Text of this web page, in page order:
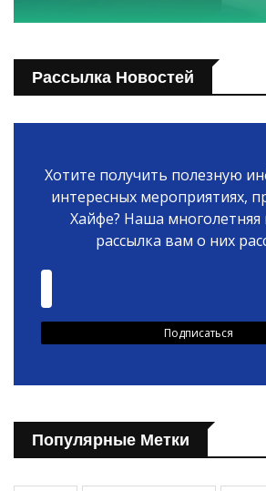
Рассылка Новостей
Хотите получить полезную
интересных мероприятиях,
Хайфе? Наша многолетняя
рассылка вам о них
Популярные Метки